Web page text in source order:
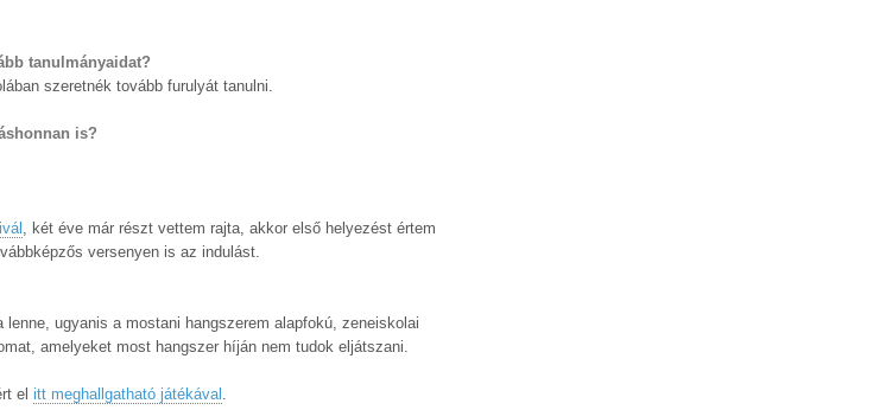
tanulmányaidat?
szeretnék tovább furulyát tanulni.
is?
, két éve már részt vettem rajta, akkor első helyezést értem
versenyen is az indulást.
ugyanis a mostani hangszerem alapfokú, zeneiskolai
amelyeket most hangszer híján nem tudok eljátszani.
el itt meghallgatható játékával .